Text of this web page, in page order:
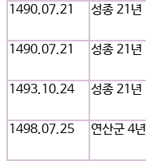
1490.07.21 성종 21년
1490.07.21 성종 21년
1493.10.24 성종 21년
1498.07.25 연산군 4년